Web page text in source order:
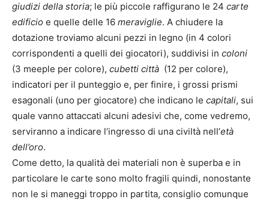
giudizi della storia; le più piccole raffigurano le 24 carte
edificio e quelle delle 16 meraviglie. A chiudere la
dotazione troviamo alcuni pezzi in legno (in 4 colori
corrispondenti a quelli dei giocatori), suddivisi in coloni
(3 meeple per colore), cubetti città (12 per colore),
indicatori per il punteggio e, per finire, i grossi prismi
esagonali (uno per giocatore) che indicano le capitali, sui
quale vanno attaccati alcuni adesivi che, come vedremo,
serviranno a indicare l’ingresso di una civiltà nell’età
dell’oro.
Come detto, la qualità dei materiali non è superba e in
particolare le carte sono molto fragili quindi, nonostante
non le si maneggi troppo in partita, consiglio comunque